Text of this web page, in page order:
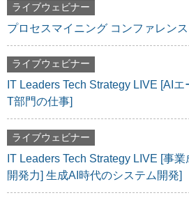
ライブウェビナー
プロセスマイニング コンファレン
ライブウェビナー
IT Leaders Tech Strategy LIVE [AI
T部門の仕事]
ライブウェビナー
IT Leaders Tech Strategy LIVE [事
開発力] 生成AI時代のシステム開発]